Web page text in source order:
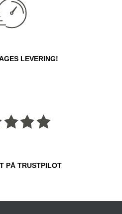
LEVERING!
PÅ TRUSTPILOT